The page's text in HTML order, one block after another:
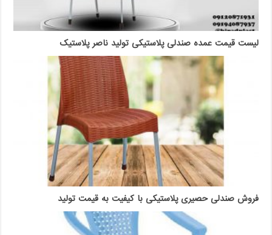
لیست قیمت عمده صندلی پلاستیکی تولید ناصر پلاستیک
فروش صندلی حصیری پلاستیکی با کیفیت به قیمت تولید